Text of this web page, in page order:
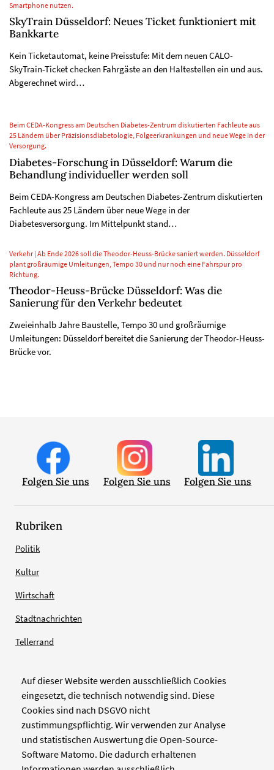
Auf dieser Website werden ausschließlich Cookies
eingesetzt, die technisch notwendig sind. Diese
Cookies sind nach DSGVO nicht
zustimmungspflichtig. Wir verwenden zur Analyse
und statistischen Auswertung die Open-Source-
Software Matomo. Die dadurch erhaltenen
Smartphone nutzen.
SkyTrain Düsseldorf: Neues Ticket funktioniert mit
Bankkarte
Kein Ticketautomat, keine Preisstufe: Mit dem neuen CALO-
SkyTrain-Ticket checken Fahrgäste an den Haltestellen ein und aus.
Abgerechnet wird…
Beim CEDA-Kongress am Deutschen Diabetes-Zentrum diskutierten Fachleute aus
25 Ländern über Präzisionsdiabetologie, Folgeerkrankungen und neue Wege in der
Versorgung.
Diabetes-Forschung in Düsseldorf: Warum die
Behandlung individueller werden soll
Beim CEDA-Kongress am Deutschen Diabetes-Zentrum diskutierten
Fachleute aus 25 Ländern über neue Wege in der
Diabetesversorgung. Im Mittelpunkt stand…
Verkehr | Ab Ende 2026 soll die Theodor-Heuss-Brücke saniert werden. Düsseldorf
plant großräumige Umleitungen, Tempo 30 und nur noch eine Fahrspur pro
Richtung.
Theodor-Heuss-Brücke Düsseldorf: Was die
Sanierung für den Verkehr bedeutet
Zweieinhalb Jahre Baustelle, Tempo 30 und großräumige
Umleitungen: Düsseldorf bereitet die Sanierung der Theodor-Heuss-
Brücke vor.
Folgen Sie uns Folgen Sie uns Folgen Sie uns
Rubriken
Politik
Kultur
Wirtschaft
Stadtnachrichten
Tellerrand
Verlag
Zellwerk GmbH & Co KG
Pinienstraße 2
40233 Düsseldorf